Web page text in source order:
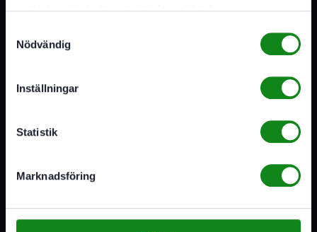
Nödvändig
Inställningar
Statistik
Marknadsföring
Vi är återförsäljare av elverktyg, tillbehör, infästning och
serviceverkstad i Stockholm samt en e-handel för hela
Sverige. Av oss får du professionell service av
Org. nr:556341-4290